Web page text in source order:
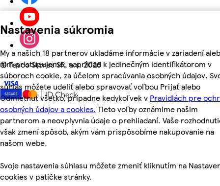
Nastavenia súkromia
My a našich 18 partnerov ukladáme informácie v zariadení
nim pristupujeme, napríklad k jedinečným identifikátorom v
súboroch cookie, za účelom spracúvania osobných údajov.
súhlas môžete udeliť alebo spravovať voľbou Prijať alebo
Odmietnuť všetko, prípadne kedykoľvek v Pravidlách pre
osobných údajov a cookies. Tieto voľby oznámime našim
partnerom a neovplyvnia údaje o prehliadaní. Vaše
však zmení spôsob, akým vám prispôsobíme nakupovanie na
našom webe.
Svoje nastavenia súhlasu môžete zmeniť kliknutím na
cookies v pätičke stránky.
©Tesco Stores SR, a.s. 2026